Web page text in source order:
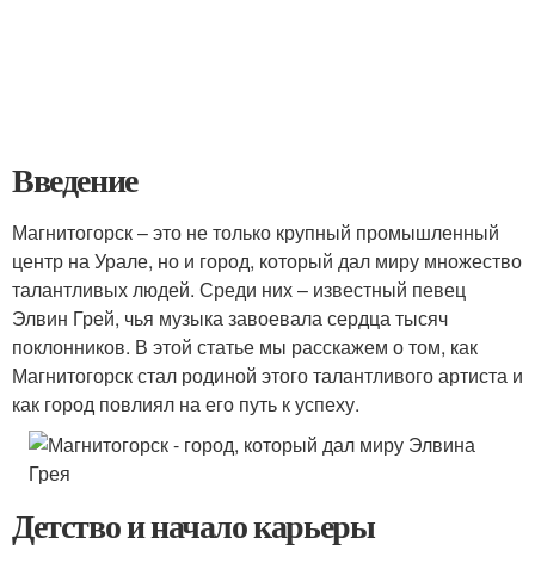
Введение
Магнитогорск – это не только крупный промышленный
центр на Урале, но и город, который дал миру множество
талантливых людей. Среди них – известный певец
Элвин Грей, чья музыка завоевала сердца тысяч
поклонников. В этой статье мы расскажем о том, как
Магнитогорск стал родиной этого талантливого артиста и
как город повлиял на его путь к успеху.
Детство и начало карьеры